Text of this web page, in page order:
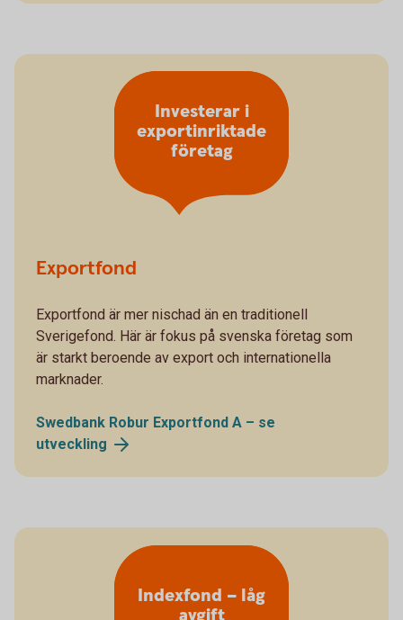
Exportfond
Exportfond är mer nischad än en traditionell
Sverigefond. Här är fokus på svenska företag som
är starkt beroende av export och internationella
marknader.
Swedbank Robur Exportfond A – se
utveckling
Investerar i
exportinriktade
företag
Indexfond – låg